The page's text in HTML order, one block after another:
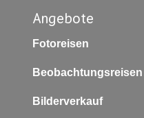
Angebote
Fotoreisen
Beobachtungsreisen
Bilderverkauf